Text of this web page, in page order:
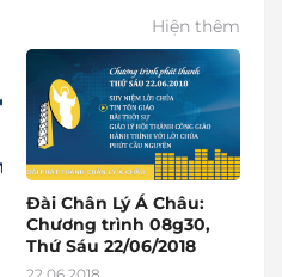
Hiện thêm
Đài Chân Lý Á Châu:
Chương trình 08g30,
Thứ Sáu 22/06/2018